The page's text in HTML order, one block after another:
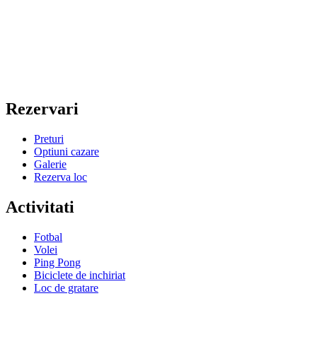
Rezervari
Preturi
Optiuni cazare
Galerie
Rezerva loc
Activitati
Fotbal
Volei
Ping Pong
Biciclete de inchiriat
Loc de gratare